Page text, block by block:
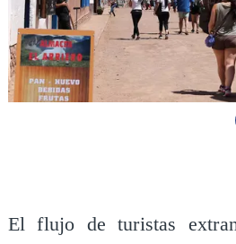
El flujo de turistas